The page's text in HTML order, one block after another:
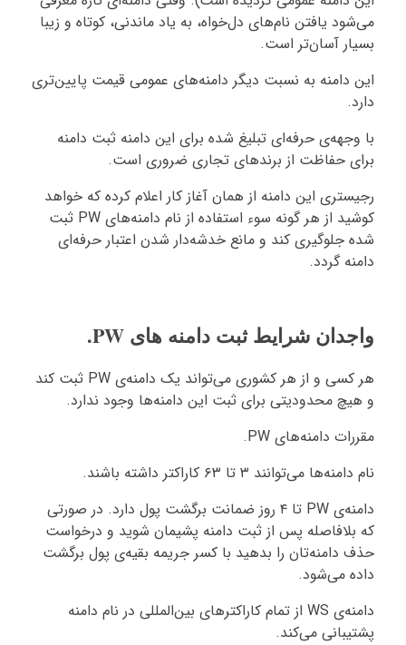
می‌شود یافتن نام‌های دل‌خواه، به یاد ماندنی، کوتاه و زیبا
بسیار آسان‌تر است.
این دامنه به نسبت دیگر دامنه‌های عمومی قیمت پایین‌تری
دارد.
با وجهه‌ی حرفه‌ای تبلیغ شده برای این دامنه ثبت دامنه
برای حفاظت از برندهای تجاری ضروری است.
رجیستری این دامنه از همان آغاز کار اعلام کرده که خواهد
کوشید از هر گونه سوء استفاده از نام دامنه‌های PW ثبت
شده جلوگیری کند و مانع خدشه‌دار شدن اعتبار حرفه‌ای
دامنه گردد.
واجدان شرایط ثبت دامنه های PW.
هر کسی و از هر کشوری می‌تواند یک دامنه‌ی PW ثبت کند
و هیچ محدودیتی برای ثبت این دامنه‌ها وجود ندارد.
مقررات دامنه‌های PW.
نام دامنه‌ها می‌توانند ۳ تا ۶۳ کاراکتر داشته باشند.
دامنه‌ی PW تا ۴ روز ضمانت برگشت پول دارد. در صورتی
که بلافاصله پس از ثبت دامنه پشیمان شوید و درخواست
حذف دامنه‌تان را بدهید با کسر جریمه بقیه‌ی پول برگشت
داده می‌شود.
دامنه‌ی WS از تمام کاراکترهای بین‌المللی در نام دامنه
پشتیبانی می‌کند.